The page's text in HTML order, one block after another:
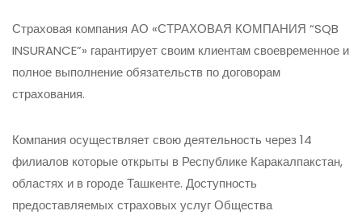
Страховая компания АО «СТРАХОВАЯ КОМПАНИЯ “SQB
INSURANCE”» гарантирует своим клиентам своевременное и
полное выполнение обязательств по договорам
страхования.
Компания осуществляет свою деятельность через 14
филиалов которые открыты в Республике Каракалпакстан,
областях и в городе Ташкенте. Доступность
предоставляемых страховых услуг Общества